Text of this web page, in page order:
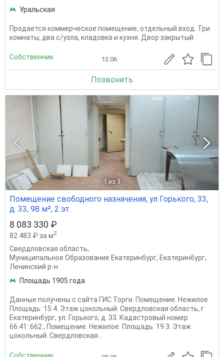
Уральская
Продается коммерческое помещение, отдельный вход. Три
комнаты, два с/узла, кладовка и кухня. Двор закрытый.
Собственник 12.06
Позвонить
1 из 3
Помещение свободного назначения, ул Горького, 33,
д. 33, 98 м², 2 эт.
8 083 330 ₽
82 483 ₽ за м2
Свердловская область,
Муниципальное Образование Екатеринбург, Екатеринбург,
Ленинский р-н
Площадь 1905 года
Данные получены с сайта ГИС Торги. Помещение. Нежилое.
Площадь: 15.4. Этаж цокольный. Свердловская область, г
Екатеринбург, ул. Горького, д. 33. Кадастровый номер
66:41::662 , Помещение. Нежилое. Площадь: 19.3. Этаж
цокольный. Свердловская...
Собственник